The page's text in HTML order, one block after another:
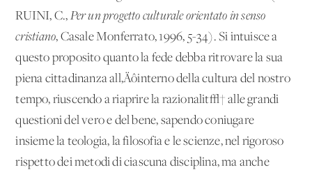
RUINI, C., Per un progetto culturale orientato in senso
cristiano, CasaleMonferrato, 1996, 5-34). Si intuisce a
questo proposito quanto la fede debba ritrovare la sua
piena cittadinanza all‚Äôinterno della cultura del nostro
tempo, riuscendo a riaprire la razionalit√† alle grandi
questioni del vero e del bene, sapendo coniugare
insieme la teologia, la filosofia e le scienze, nel rigoroso
rispetto dei metodi di ciascuna disciplina, ma anche